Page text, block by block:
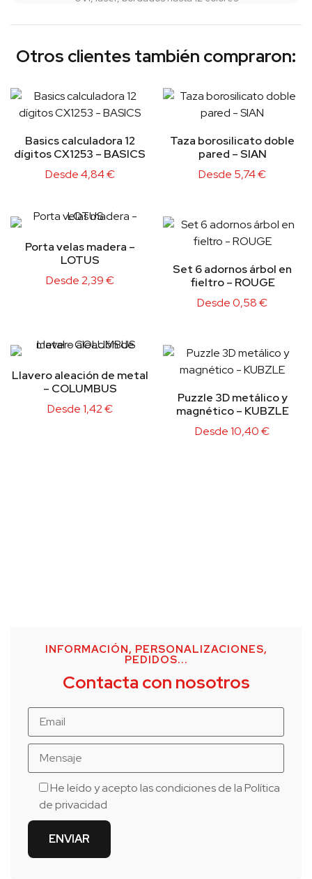
Otros clientes también compraron:
Basics calculadora 12
dígitos CX1253 – BASICS
Desde4,84€
Taza borosilicato doble
pared – SIAN
Desde 5,74€
Porta velas madera –
LOTUS
Desde2,39€
Set 6 adornos árbol en
fieltro – ROUGE
Desde0,58€
Llavero aleación de metal
– COLUMBUS
Desde1,42€
Puzzle 3D metálico y
magnético – KUBZLE
Desde10,40€
INFORMACIÓN, PERSONALIZACIONES,
PEDIDOS...
Contacta con nosotros
He leído y acepto las condiciones de laPolítica
de privacidad